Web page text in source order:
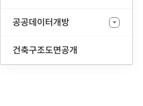
공공데이터개방
건축구조도면공개